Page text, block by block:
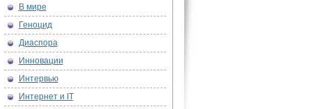
В мире
Геноцид
Диаспора
Инновации
Интервью
Интернет и IT